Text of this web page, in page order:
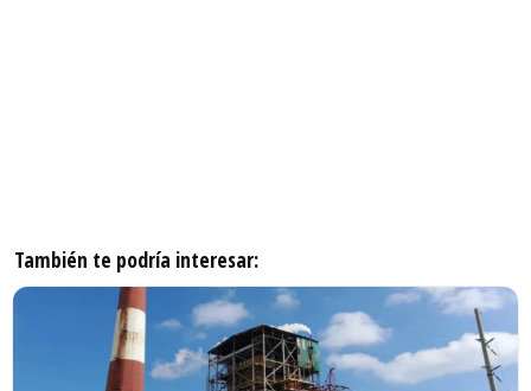
También te podría interesar: